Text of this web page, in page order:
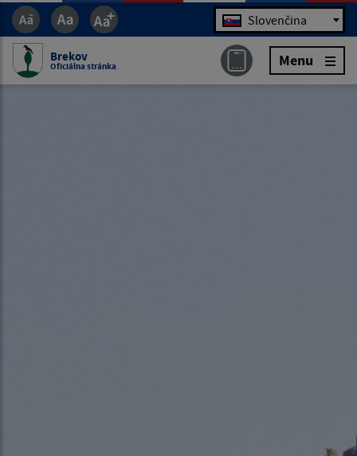
Jazyk Slovenčina
Brekov
Oficiálna stránka Menu